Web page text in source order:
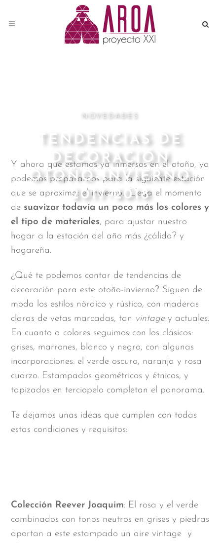
NOVEDADES
TENDENCIAS DE
DECORACIÓN
OTOÑO-INVIERNO
2017-2018
Y ahora que estamos ya inmersos en el otoño, ya
podemos prepararnos para la siguiente estación
que se aproxima: el invierno. Llega el momento
de suavizar todavía un poco más los colores y
el tipo de materiales, para ajustar nuestro
hogar a la estación del año más ¿cálida? y
hogareña.
¿Qué te podemos contar de tendencias de
decoración para este otoño-invierno? Siguen de
moda los estilos nórdico y rústico, con maderas
claras de vetas marcadas, tan vintagey actuales.
En cuanto a colores seguimos con los clásicos:
grises, marrones, blanco y negro, con algunas
incorporaciones: el verde oscuro, naranja y rosa
cuarzo. Estampados geométricos y étnicos, y
tapizados en terciopelo completan el panorama.
Te dejamos unas ideas que cumplen con todas
estas condiciones y requisitos:
Colección Reever Joaquim: El rosa y el verde
combinados con tonos neutros en grises y piedras
aportan a este estampado un aire vintage y